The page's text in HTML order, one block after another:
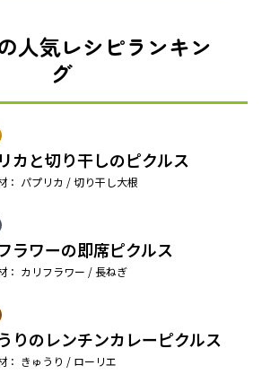
人気レシピランキン
グ
カと切り干しのピクルス
： パプリカ / 切り干し大根
ラワーの即席ピクルス
： カリフラワー / 長ねぎ
りのレンチンカレーピクルス
： きゅうり / ローリエ